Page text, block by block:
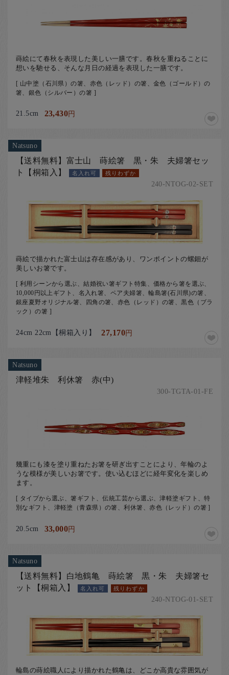
蒔絵にて春秋を表現した美しい一膳です。春秋を重ねることに
想いを馳せる、そんな月日の経過を表現した一膳です。
[ 山中塗（石川県）の箸、赤色（レッド）の箸、金色（ゴールド）の
箸、銀色（シルバー）の箸 ]
21.5cm 23,430円
Natsuno
【送料無料】富士山 蒔絵箸 黒・朱 夫婦箸セッ
ト【桐箱入】
名入れ可 残りわずか
240-NTOG-02-SET
蒔絵で描かれた富士山は存在感があり、ワンポイントの螺鈿が
美しいお箸です。
[ 利用シーンから選ぶ、結婚祝い箸ギフト特集、価格から箸を選ぶ、
10,000円以上ギフト、名入れ箸、ペア夫婦箸、輪島箸(石川県)の箸、
銀座夏野オリジナル箸、四角の箸、赤色（レッド）の箸、黒色（ブラ
ック）の箸 ]
24cm 22cm【桐箱入り】 27,170円
Natsuno
津軽堆朱 利休箸 赤(中)
300-TGTA-01-FE
幾重にも漆を塗り重ねたお箸を研ぎ出すことにより、年輪のよ
うな模様が美しいお箸です。使い込むほどに経年変化を楽しめ
ます。
[ タイプから選ぶ、箸ギフト、伝統工芸から選ぶ、津軽塗ギフト、特
別なギフト、津軽塗（青森県）の箸、利休箸、赤色（レッド）の箸 ]
20.5cm 33,000円
Natsuno
【送料無料】白地鶴亀 蒔絵箸 黒・朱 夫婦箸セ
ット【桐箱入】
名入れ可 残りわずか
240-NTOG-01-SET
輪島の蒔絵職人により描かれた鶴亀は、どこか高貴な雰囲気が